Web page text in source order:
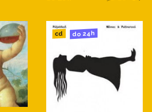
cd do 24h